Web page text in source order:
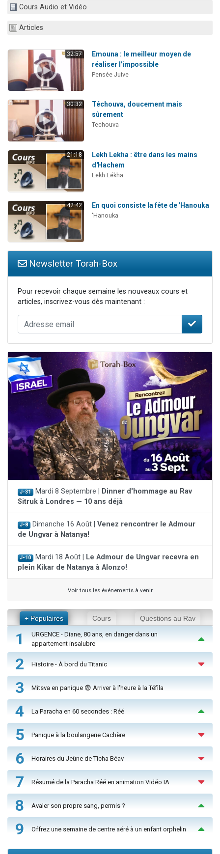
12 nouvelles musiques dans Torah-Box Music
Cours Audio et Vidéo
Articles
32:57
Emouna : le meilleur moyen de
réaliser l'impossible
Pensée Juive
30:32
Téchouva, doucement mais
sûrement
Techouva
21:18
Lekh Lekha : être dans les mains
d'Hachem
Lekh Lékha
42:42 En quoi consiste la fête de 'Hanouka
'Hanouka
Newsletter Torah-Box
Pour recevoir chaque semaine les nouveaux cours et
articles, inscrivez-vous dès maintenant :
J-31 Mardi 8 Septembre |
Dinner d'hommage au Rav
Sitruk à Londres — 10 ans déjà
J-8 Dimanche 16 Août | Venez rencontrer le Admour
de Ungvar à Natanya!
J-10 Mardi 18 Août |
Le Admour de Ungvar recevra en
plein Kikar de Natanya à Alonzo!
Voir tous les événements à venir
+ Populaires Cours Questions au Rav
1
URGENCE - Diane, 80 ans, en danger dans un
appartement insalubre
2 Histoire - À bord du Titanic
3 Mitsva en panique 😨 Arriver à l'heure à la Téfila
4 La Paracha en 60 secondes : Réé
5 Panique à la boulangerie Cachère
6 Horaires du Jeûne de Ticha Béav
7 Résumé de la Paracha Réé en animation Vidéo IA
8 Avaler son propre sang, permis ?
9 Offrez une semaine de centre aéré à un enfant orphelin